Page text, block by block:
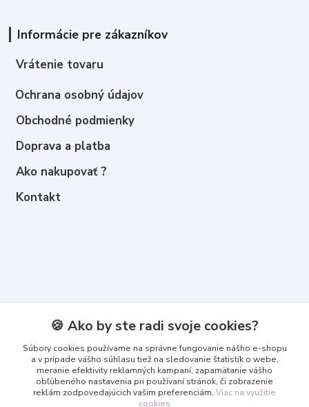
Informácie pre zákazníkov
Vrátenie tovaru
Ochrana osobný údajov
Obchodné podmienky
Doprava a platba
Ako nakupovať ?
Kontakt
+421 950 365 567
info@3dcko.sk
🍪 Ako by ste radi svoje cookies?
Súbory cookies používame na správne fungovanie nášho e-shopu
a v prípade vášho súhlasu tiež na sledovanie štatistík o webe,
meranie efektivity reklamných kampaní, zapamätanie vášho
obľúbeného nastavenia pri používaní stránok, či zobrazenie
reklám zodpovedajúcich vašim preferenciám. Viac na využitie
cookies